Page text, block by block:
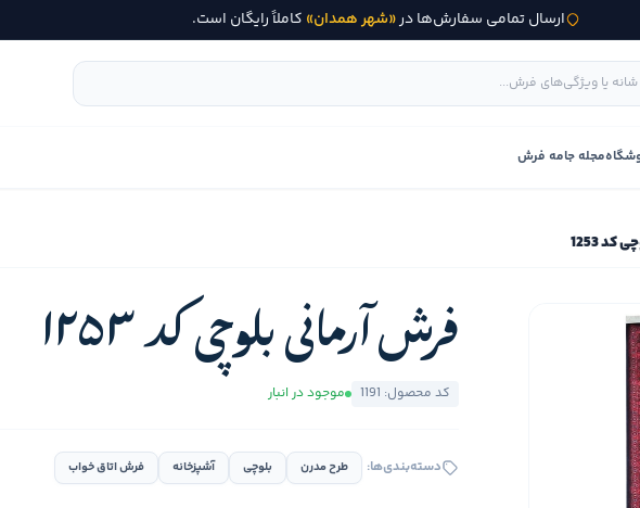
ارسال تمامی سفارش‌ها در«شهر همدان» کاملاً رایگان است.
مجله جامه فرش
1253
فرش آرمانی بلوچی کد 1253
کد محصول: 1191 موجود در انبار
دسته‌بندی‌ها: طرح مدرن بلوچی آشپزخانه فرش اتاق خواب